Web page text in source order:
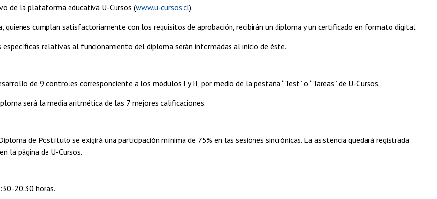
de la plataforma educativa U-Cursos (www.u-cursos.cl).
quienes cumplan satisfactoriamente con los requisitos de aprobación, recibirán un diploma y un certificado en formato digital.
específicas relativas al funcionamiento del diploma serán informadas al inicio de éste.
de 9 controles correspondiente a los módulos I y II, por medio de la pestaña “Test” o “Tareas” de U-Cursos.
será la media aritmética de las 7 mejores calificaciones.
de Postítulo se exigirá una participación mínima de 75% en las sesiones sincrónicas. La asistencia quedará registrada
la página de U-Cursos.
20:30 horas.